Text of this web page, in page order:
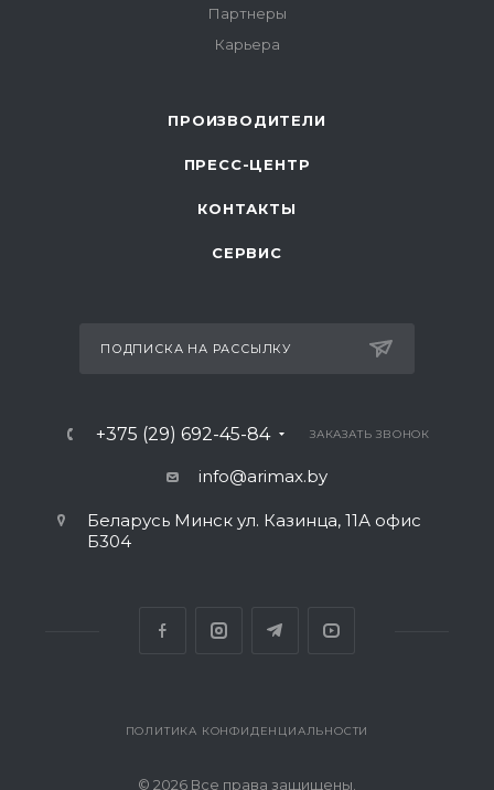
Партнеры
Карьера
ПРОИЗВОДИТЕЛИ
ПРЕСС-ЦЕНТР
КОНТАКТЫ
СЕРВИС
ПОДПИСКА НА РАССЫЛКУ
+375 (29) 692-45-84 ЗАКАЗАТЬ ЗВОНОК
info@arimax.by
Беларусь Минск ул. Казинца, 11А офис
Б304
ПОЛИТИКА КОНФИДЕНЦИАЛЬНОСТИ
© 2026 Все права защищены.